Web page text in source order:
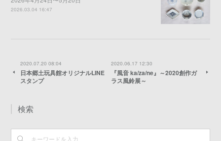
2026.03.04 16:47
2020.07.20 08:04
日本郷土玩具館オリジナルLINE
スタンプ
2020.06.17 12:30
『風音 ka/za/ne』～2020創作ガ
ラス風鈴展～
検索